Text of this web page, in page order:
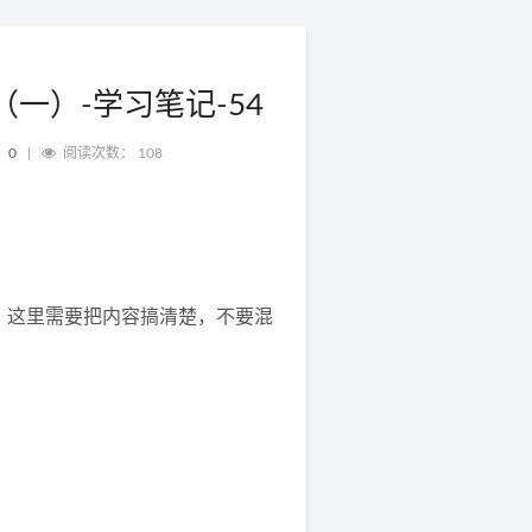
一）-学习笔记-54
0 阅读次数： 108
里需要把内容搞清楚，不要混